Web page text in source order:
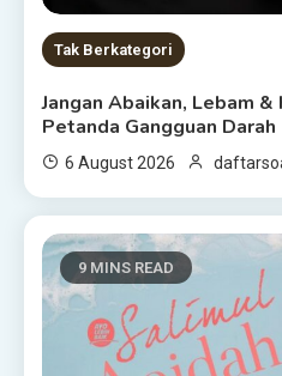
Tak Berkategori
Jangan Abaikan, Lebam
Petanda Gangguan Darah
6 August 2026
9 MINS READ